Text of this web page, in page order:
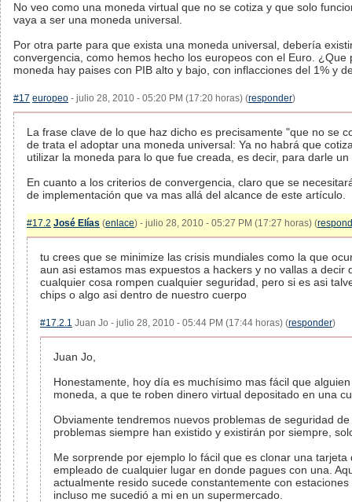
No veo como una moneda virtual que no se cotiza y que solo
vaya a ser una moneda universal.
Por otra parte para que exista una moneda universal, debería
convergencia, como hemos hecho los europeos con el Euro. ¿Que
moneda hay paises con PIB alto y bajo, con inflacciones del 1% y
#17 europeo - julio 28, 2010 - 05:20 PM (17:20 horas) (responder)
La frase clave de lo que haz dicho es precisamente "que no se
de trata el adoptar una moneda universal: Ya no habrá que
utilizar la moneda para lo que fue creada, es decir, para darle
En cuanto a los criterios de convergencia, claro que se
de implementación que va mas allá del alcance de este artículo.
#17.2 José Elías (enlace) - julio 28, 2010 - 05:27 PM (17:27 horas) (
tu crees que se minimize las crisis mundiales como la que
aun asi estamos mas expuestos a hackers y no vallas a decir
cualquier cosa rompen cualquier seguridad, pero si es asi
chips o algo asi dentro de nuestro cuerpo
#17.2.1 Juan Jo - julio 28, 2010 - 05:44 PM (17:44 horas) (responder)
Juan Jo,
Honestamente, hoy día es muchísimo mas fácil que
moneda, a que te roben dinero virtual depositado en una
Obviamente tendremos nuevos problemas de seguridad
problemas siempre han existido y existirán por siempre,
Me sorprende por ejemplo lo fácil que es clonar una
empleado de cualquier lugar en donde pagues con una.
actualmente resido sucede constantemente con
incluso me sucedió a mi en un supermercado.